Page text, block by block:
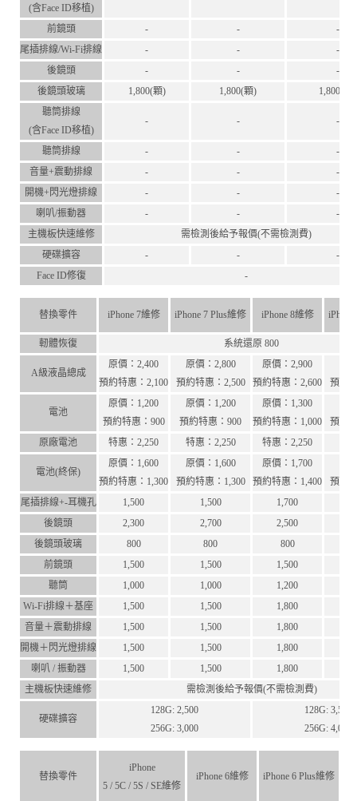
(含Face ID移植)
前鏡頭 - -
-
尾插排線/Wi-Fi排線
- -
-
後鏡頭
- -
-
後鏡頭玻璃
1,800(顆) 1,800(顆)
1,800(顆)
聽筒排線
(含Face ID移植)
- - -
聽筒排線 - -
-
音量+震動排線
- -
-
開機+閃光燈排線
- -
-
喇叭/振動器
- -
-
主機板快速維修
需檢測後給予報價(不需檢測費)
硬碟擴容
- -
-
Face ID修復
-
替換零件 iPhone 7維修 iPhone 7 Plus維修 iPhone 8維修
軔體恢復 系統還原 800
A級液晶總成
原價：2,400
預約特惠：2,100
原價：2,800
預約特惠：2,500
原價：2,900
預約特惠：2,600
預約
電池
原價：1,200
預約特惠：900
原價：1,200
預約特惠：900
原價：1,300
預約特惠：1,000
預約
原廠電池
特惠：2,250 特惠：2,250 特惠：2,250
電池(終保)
原價：1,600
預約特惠：1,300
原價：1,600
預約特惠：1,300
原價：1,700
預約特惠：1,400
預約
尾插排線+-耳機孔
1,500 1,500 1,700
後鏡頭
2,300 2,700 2,500
後鏡頭玻璃
800 800
800
前鏡頭
1,500 1,500 1,500
聽筒
1,000 1,000 1,200
Wi-Fi排線＋基座
1,500 1,500 1,800
音量＋震動排線
1,500 1,500 1,800
開機＋閃光燈排線
1,500 1,500 1,800
喇叭 / 振動器
1,500 1,500 1,800
主機板快速維修
需檢測後給予報價(不需檢測費)
硬碟擴容
128G: 2,500
256G: 3,000
128G: 3,500
256G: 4,000
替換零件
iPhone
5 / 5C / 5S / SE維修
iPhone 6維修 iPhone 6 Plus維修